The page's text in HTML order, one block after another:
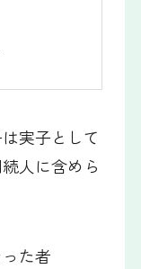
実子として
人に含めら
た者